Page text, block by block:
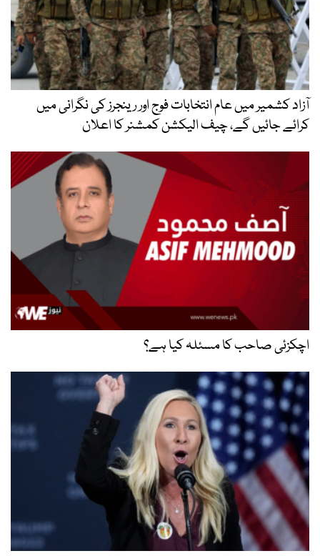
آزاد کشمیر میں عام انتخابات فوج اور رینجرز کی نگرانی میں
کرائے جائیں گے، چیف الیکشن کمشنر کا اعلان
اچکزئی صاحب کا مسئلہ کیا ہے؟